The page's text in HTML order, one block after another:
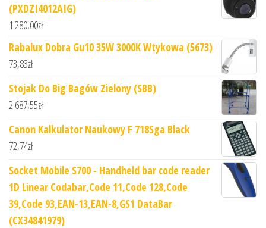
(PXDZI4012AIG)
1 280,00zł
Rabalux Dobra Gu10 35W 3000K Wtykowa (5673)
73,83zł
Stojak Do Big Bagów Zielony (SBB)
2 687,55zł
Canon Kalkulator Naukowy F 718Sga Black
72,74zł
Socket Mobile S700 - Handheld bar code reader
1D Linear Codabar,Code 11,Code 128,Code
39,Code 93,EAN-13,EAN-8,GS1 DataBar
(CX34841979)